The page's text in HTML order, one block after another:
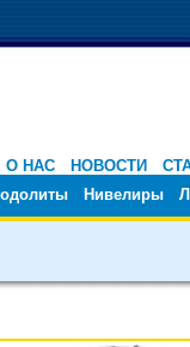
О НАС НОВОСТИ
Нивелиры